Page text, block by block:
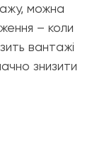
можна
– коли
вантажі
знизити